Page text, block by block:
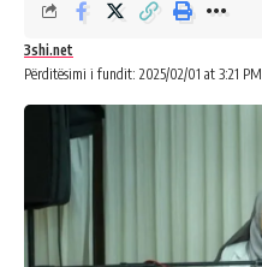
Përditësimi i fundit: 2025/02/01 at 3:21 PM
3shi.net